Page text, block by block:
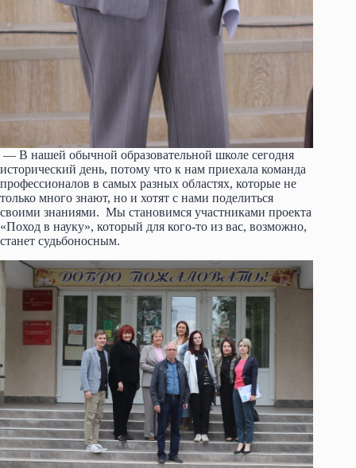
— В нашей обычной образовательной школе сегодня
исторический день, потому что к нам приехала команда
профессионалов в самых разных областях, которые не
только много знают, но и хотят с нами поделиться
своими знаниями. Мы становимся участниками проекта
«Поход в науку», который для кого-то из вас, возможно,
станет судьбоносным.